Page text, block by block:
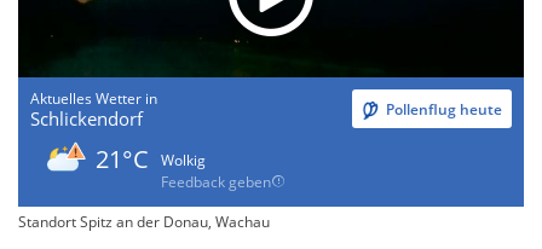
Aktuelles Wetter in
Schlickendorf Pollenflug heute
21°C
Wolkig
Feedback geben
Standort Spitz an der Donau, Wachau